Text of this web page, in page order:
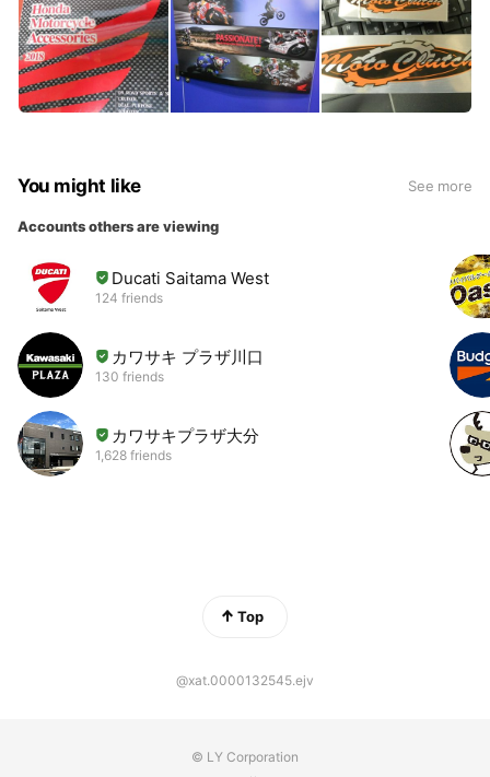
You might like See more
Accounts others are viewing
Ducati Saitama West
124 friends
カワサキ プラザ川口
130 friends
カワサキプラザ大分
1,628 friends
Top
@xat.0000132545.ejv
© LY Corporation